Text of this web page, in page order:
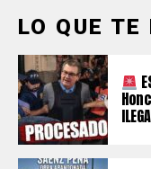
LO QUE TE